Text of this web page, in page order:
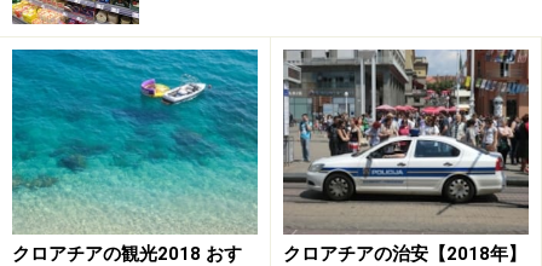
クロアチアの観光2018 おす
クロアチアの治安【2018年】